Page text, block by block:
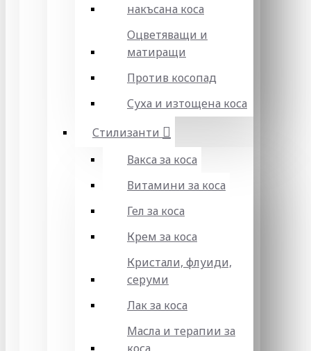
накъсана коса
Оцветяващи и
матиращи
Против косопад
Суха и изтощена коса
Стилизанти
Вакса за коса
Витамини за коса
Гел за коса
Крем за коса
Кристали, флуиди,
серуми
Лак за коса
Масла и терапии за